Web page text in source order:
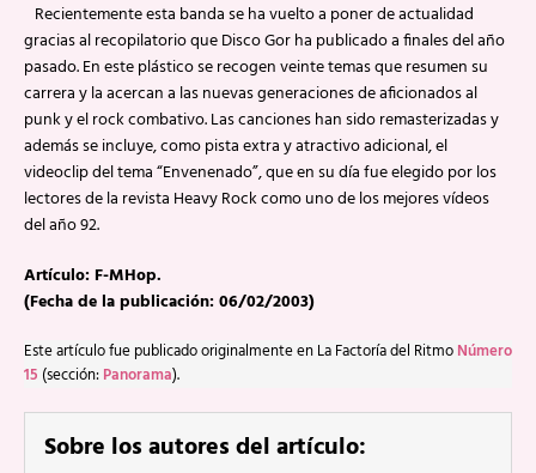
Recientemente esta banda se ha vuelto a poner de actualidad
gracias al recopilatorio que Disco Gor ha publicado a finales del año
pasado. En este plástico se recogen veinte temas que resumen su
carrera y la acercan a las nuevas generaciones de aficionados al
punk y el rock combativo. Las canciones han sido remasterizadas y
además se incluye, como pista extra y atractivo adicional, el
videoclip del tema “Envenenado”, que en su día fue elegido por los
lectores de la revista Heavy Rock como uno de los mejores vídeos
del año 92.
Artículo: F-MHop.
(Fecha de la publicación: 06/02/2003)
Este artículo fue publicado originalmente en La Factoría del Ritmo Número
15 (sección: Panorama).
Sobre los autores del artículo: